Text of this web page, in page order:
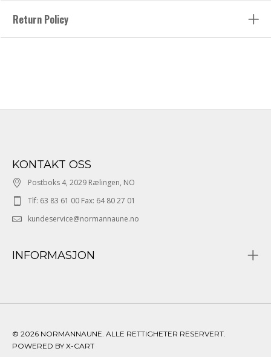
Return Policy
KONTAKT OSS
Postboks 4, 2029 Rælingen, NO
Tlf: 63 83 61 00 Fax: 64 80 27 01
kundeservice@normannaune.no
INFORMASJON
© 2026 NORMANNAUNE. ALLE RETTIGHETER RESERVERT.
POWERED BY X-CART